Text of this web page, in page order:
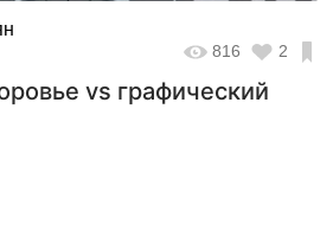
816 2
vs графический